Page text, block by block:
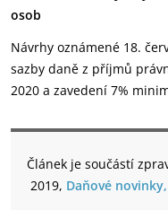
osob
Návrhy oznámené 18.
sazby daně z příjmů
2020 a zavedení 7%
Článek je součástí
2019, Daňové